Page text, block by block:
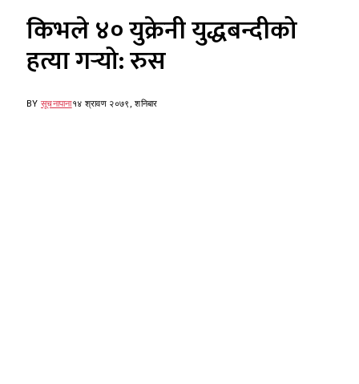
किभले ४० युक्रेनी युद्धबन्दीको
हत्या गर्‍यो: रुस
BY सूचनापाना१४ श्रावण २०७९, शनिबार